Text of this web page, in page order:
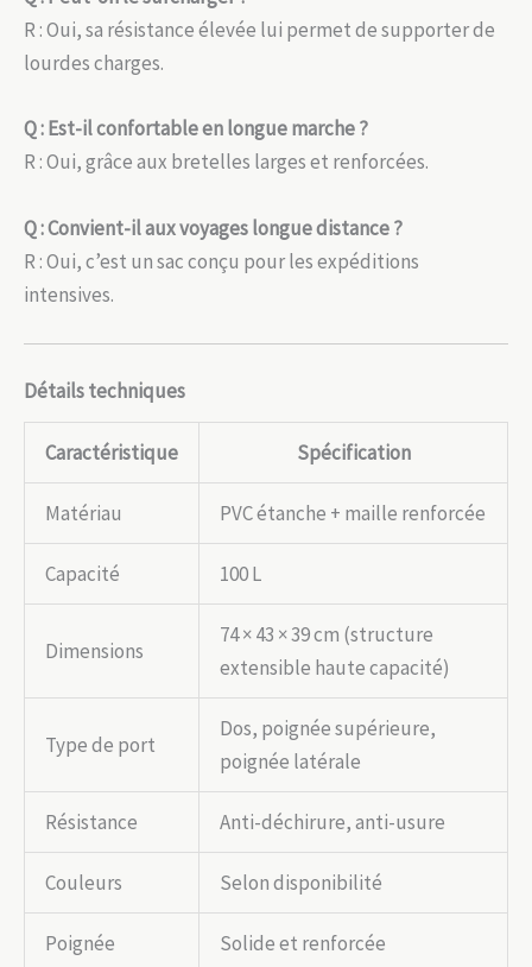
R : Oui, sa résistance élevée lui permet de supporter de
lourdes charges.
Q : Est-il confortable en longue marche ?
R : Oui, grâce aux bretelles larges et renforcées.
Q : Convient-il aux voyages longue distance ?
R : Oui, c’est un sac conçu pour les expéditions
intensives.
Détails techniques
Caractéristique Spécification
Matériau PVC étanche + maille renforcée
Capacité 100 L
Dimensions
74 × 43 × 39 cm (structure
extensible haute capacité)
Type de port
Dos, poignée supérieure,
poignée latérale
Résistance Anti-déchirure, anti-usure
Couleurs Selon disponibilité
Poignée Solide et renforcée